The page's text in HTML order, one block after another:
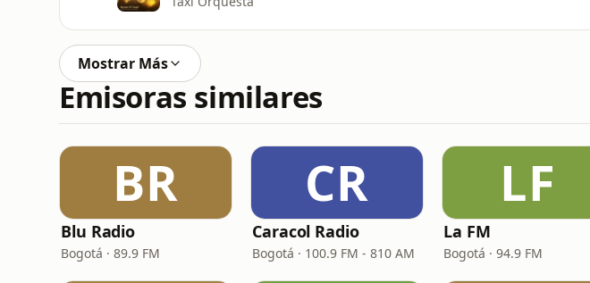
Mostrar Más
Emisoras similares
BR
Blu Radio
Bogotá · 89.9 FM
CR
Caracol Radio
Bogotá · 100.9 FM - 810 AM
LF
La FM
Bogotá · 94.9 FM